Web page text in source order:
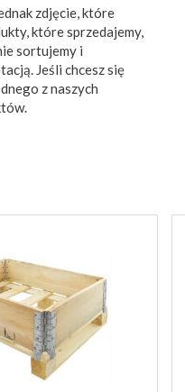
zdjęcie, które
które sprzedajemy,
sortujemy i
Jeśli chcesz się
z naszych